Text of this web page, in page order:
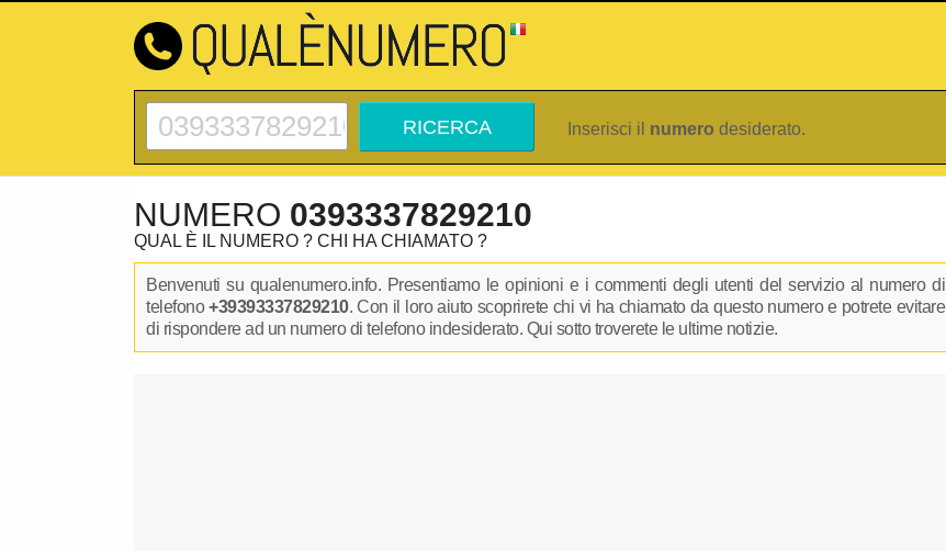
Inserisci il numero desiderato.
NUMERO 0393337829210
QUAL È IL NUMERO ? CHI HA CHIAMATO ?
Benvenuti su qualenumero.info. Presentiamo le opinioni e i commenti degli utenti del servizio al numero di
telefono+39393337829210. Con il loro aiuto scoprirete chi vi ha chiamato da questo numero e potrete evitare
di rispondere ad un numero di telefono indesiderato. Qui sotto troverete le ultime notizie.